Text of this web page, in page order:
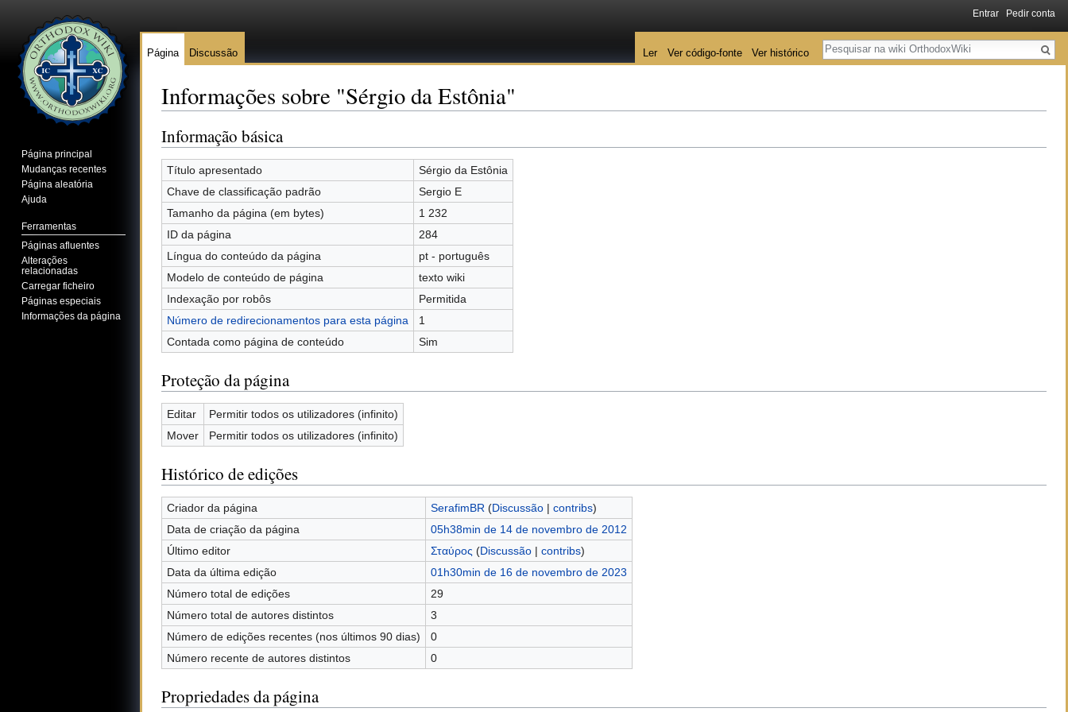
Informações sobre "Sérgio da Estônia"
Informação básica
Título apresentado
Sérgio da Estônia
Chave de classificação padrão
Sergio E
Tamanho da página (em bytes)
1 232
ID da página
284
Língua do conteúdo da página
pt - português
Modelo de conteúdo de página
texto wiki
Indexação por robôs
Permitida
Número de redirecionamentos para esta página
1
Contada como página de conteúdo
Sim
Proteção da página
Editar
Permitir todos os utilizadores (infinito)
Mover
Permitir todos os utilizadores (infinito)
Histórico de edições
Criador da página SerafimBR (Discussão| contribs)
Data de criação da página
05h38min de 14 de novembro de 2012
Último editor
Σταύρος (Discussão| contribs)
Data da última edição
01h30min de 16 de novembro de 2023
Número total de edições
29
Número total de autores distintos
3
Número de edições recentes (nos últimos 90 dias)
0
Número recente de autores distintos
0
Propriedades da página
Entrar Pedir conta
Página Discussão Ler Ver código-fonte Ver histórico
Pesquisa
Página principal
Mudanças recentes
Página aleatória
Ajuda
Ferramentas
Páginas afluentes
Alterações
relacionadas
Carregar ficheiro
Páginas especiais
Informações da página